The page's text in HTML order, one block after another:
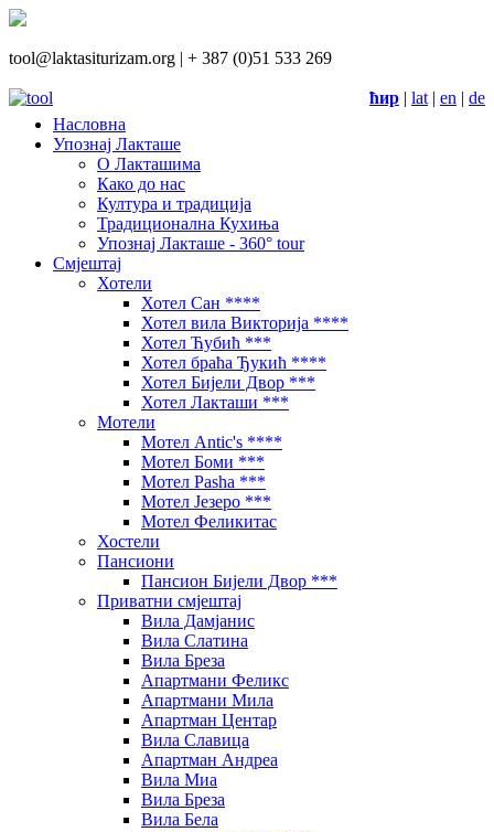
tool@laktasiturizam.org | + 387 (0)51 533 269
ћир | lat | en | de
Насловна
Упознај Лакташе
О Лакташима
Како до нас
Култура и традиција
Традиционална Кухиња
Упознај Лакташе - 360° tour
Смјештај
Хотели
Хотел Сан ****
Хотел вила Викторија ****
Хотел Ћубић ***
Хотел браћа Ђукић ****
Хотел Бијели Двор ***
Хотел Лакташи ***
Мотели
Мотел Antic's ****
Мотел Боми ***
Мотел Pasha ***
Мотел Језеро ***
Мотел Феликитас
Хостели
Пансиони
Пансион Бијели Двор ***
Приватни смјештај
Вила Дамјанис
Вила Слатина
Вила Бреза
Апартмани Феликс
Апартмани Мила
Апартман Центар
Вила Славица
Апартман Андреа
Вила Миа
Вила Бреза
Вила Бела